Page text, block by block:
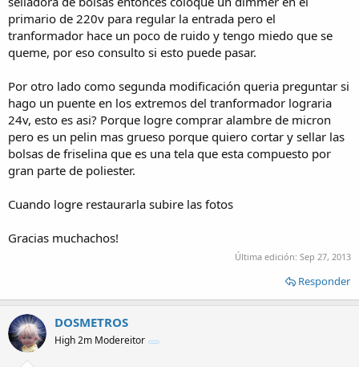
primario de 220v para regular la entrada pero el
tranformador hace un poco de ruido y tengo miedo que se
queme, por eso consulto si esto puede pasar.
Por otro lado como segunda modificación queria preguntar si
hago un puente en los extremos del tranformador lograria
24v, esto es asi? Porque logre comprar alambre de micron
pero es un pelin mas grueso porque quiero cortar y sellar las
bolsas de friselina que es una tela que esta compuesto por
gran parte de poliester.
Cuando logre restaurarla subire las fotos
Gracias muchachos!
Última edición: Sep 27, 2013
Responder
DOSMETROS
High 2m Modereitor